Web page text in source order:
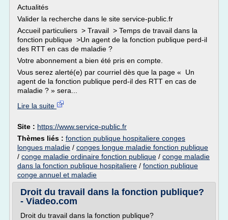
Actualités
Valider la recherche dans le site service-public.fr
Accueil particuliers > Travail > Temps de travail dans la
fonction publique >Un agent de la fonction publique perd-il
des RTT en cas de maladie ?
Votre abonnement a bien été pris en compte.
Vous serez alerté(e) par courriel dès que la page « Un
agent de la fonction publique perd-il des RTT en cas de
maladie ? » sera...
Lire la suite
Site : https://www.service-public.fr
Thèmes liés : fonction publique hospitaliere conges
longues maladie / conges longue maladie fonction publique
/ conge maladie ordinaire fonction publique / conge maladie
dans la fonction publique hospitaliere / fonction publique
conge annuel et maladie
Droit du travail dans la fonction publique?
- Viadeo.com
Droit du travail dans la fonction publique?